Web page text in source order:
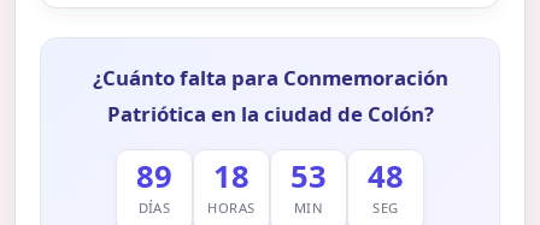
¿Cuánto falta para Conmemoración
Patriótica en la ciudad de Colón?
89
DÍAS
18
HORAS
53
MIN
47
SEG